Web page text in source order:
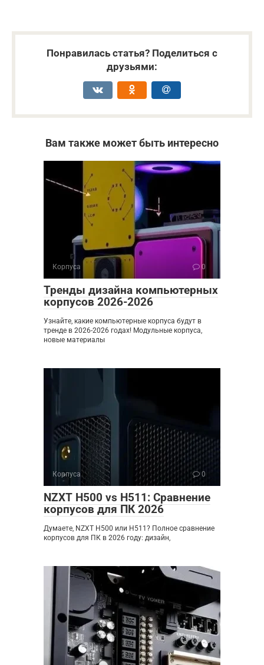
Понравилась статья? Поделиться с
друзьями:
Вам также может быть интересно
Корпуса 0
Тренды дизайна компьютерных
корпусов 2026-2026
Узнайте, какие компьютерные корпуса будут в
тренде в 2026-2026 годах! Модульные корпуса,
новые материалы
Корпуса 0
NZXT H500 vs H511: Сравнение
корпусов для ПК 2026
Думаете, NZXT H500 или H511? Полное сравнение
корпусов для ПК в 2026 году: дизайн,